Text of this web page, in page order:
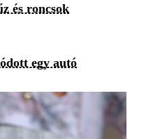
és roncsok
egy autó